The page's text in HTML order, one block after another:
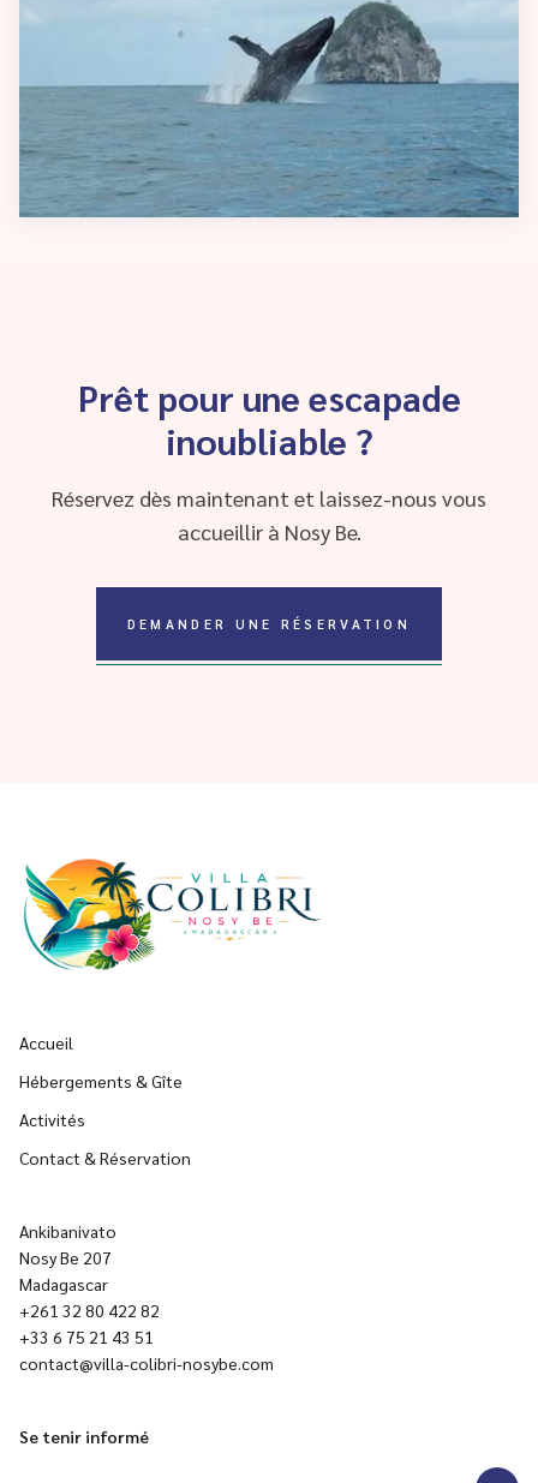
Prêt pour une escapade
inoubliable ?
Réservez dès maintenant et laissez-nous vous
accueillir à Nosy Be.
DEMANDER UNE RÉSERVATION
Accueil
Hébergements & Gîte
Activités
Contact & Réservation
Ankibanivato
Nosy Be 207
Madagascar
+261 32 80 422 82
+33 6 75 21 43 51
contact@villa-colibri-nosybe.com
Se tenir informé